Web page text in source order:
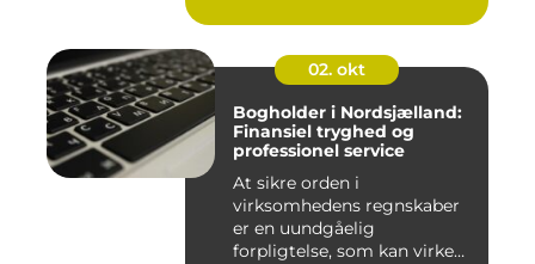
ro...
02. okt
Bogholder i Nordsjælland:
Finansiel tryghed og
professionel service
At sikre orden i
virksomhedens regnskaber
er en uundgåelig
forpligtelse, som kan virke